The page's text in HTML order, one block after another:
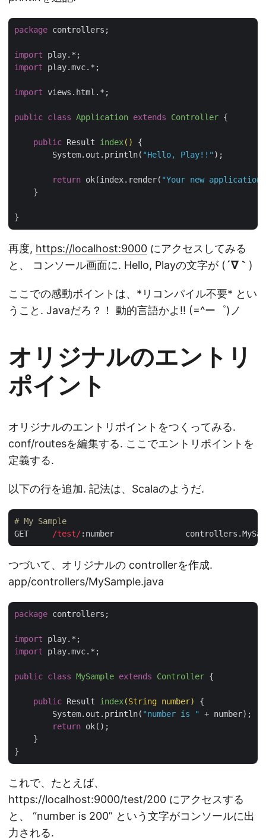
package controllers;
import
import play.mvc.*;
import views.html.*;
public class Application extends Controller {
public Result index()
{
        System.out.println(
"Hello, Play!!" );
return ok(index.render( "Your new
    }
再度, https://localhost:9000 にアクセスしてみる
と、 コンソール画面に. Hello, Playの文字が (´∇｀ )
ここでの感動ポイントは、*リコンパイル不要* とい
うこと. Javaだろ？！ 動的言語かよ!! (=^ー゜)ノ
オリジナルのエントリ
ポイント
オリジナルのエントリポイントをつくってみる.
conf/routesを編集する. ここでエントリポイントを
定義する.
以下の行を追加. 記法は、Scalaのようだ.
# My Sample
GET /test/:number
つづいて、オリジナルの controllerを作成.
app/controllers/MySample.java
package controllers;
import
import play.mvc.*;
public class MySample extends Controller {
public Result index(String number)
{
        System.out.println(
"number is "
+ number);
return ok();
    }
これで、たとえば、
https://localhost:9000/test/200 にアクセスする
と、 “number is 200” という文字がコンソールに出
力される.